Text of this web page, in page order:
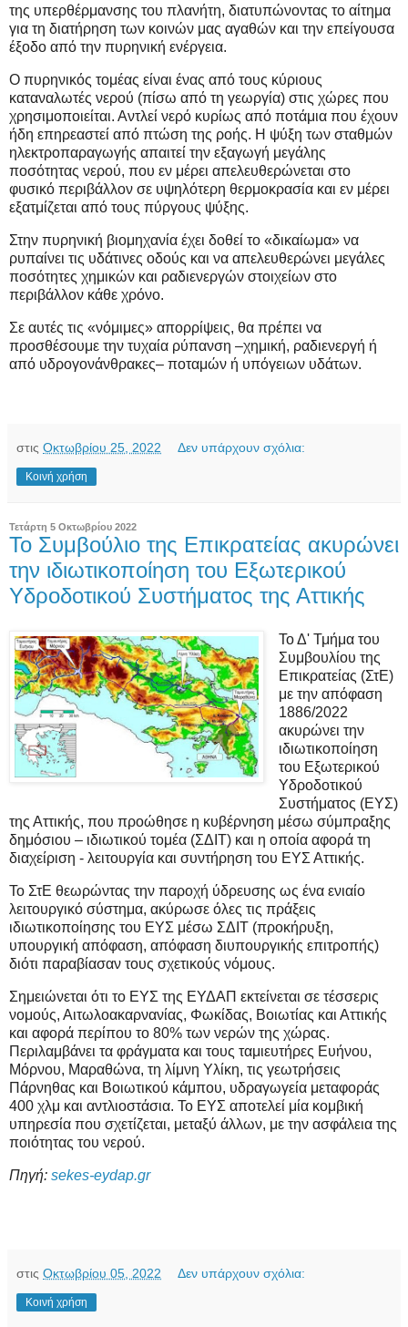
της υπερθέρμανσης του πλανήτη, διατυπώνοντας το αίτημα
για τη διατήρηση των κοινών μας αγαθών και την επείγουσα
έξοδο από την πυρηνική ενέργεια.
Ο πυρηνικός τομέας είναι ένας από τους κύριους
καταναλωτές νερού (πίσω από τη γεωργία) στις χώρες που
χρησιμοποιείται. Αντλεί νερό κυρίως από ποτάμια που έχουν
ήδη επηρεαστεί από πτώση της ροής. Η ψύξη των σταθμών
ηλεκτροπαραγωγής απαιτεί την εξαγωγή μεγάλης
ποσότητας νερού, που εν μέρει απελευθερώνεται στο
φυσικό περιβάλλον σε υψηλότερη θερμοκρασία και εν μέρει
εξατμίζεται από τους πύργους ψύξης.
Στην πυρηνική βιομηχανία έχει δοθεί το «δικαίωμα» να
ρυπαίνει τις υδάτινες οδούς και να απελευθερώνει μεγάλες
ποσότητες χημικών και ραδιενεργών στοιχείων στο
περιβάλλον κάθε χρόνο.
Σε αυτές τις «νόμιμες» απορρίψεις, θα πρέπει να
προσθέσουμε την τυχαία ρύπανση –χημική, ραδιενεργή ή
από υδρογονάνθρακες– ποταμών ή υπόγειων υδάτων.
στις Οκτωβρίου 25, 2022 Δεν υπάρχουν σχόλια:
Κοινή χρήση
Τετάρτη 5 Οκτωβρίου 2022
Το Συμβούλιο της Επικρατείας ακυρώνει
την ιδιωτικοποίηση του Εξωτερικού
Υδροδοτικού Συστήματος της Αττικής
Το Δ' Τμήμα του
Συμβουλίου της
Επικρατείας (ΣτΕ)
με την απόφαση
1886/2022
ακυρώνει την
ιδιωτικοποίηση
του Εξωτερικού
Υδροδοτικού
Συστήματος (ΕΥΣ)
της Αττικής, που προώθησε η κυβέρνηση μέσω σύμπραξης
δημόσιου – ιδιωτικού τομέα (ΣΔΙΤ) και η οποία αφορά τη
διαχείριση - λειτουργία και συντήρηση του ΕΥΣ Αττικής.
Το ΣτΕ θεωρώντας την παροχή ύδρευσης ως ένα ενιαίο
λειτουργικό σύστημα, ακύρωσε όλες τις πράξεις
ιδιωτικοποίησης του ΕΥΣ μέσω ΣΔΙΤ (προκήρυξη,
υπουργική απόφαση, απόφαση διυπουργικής επιτροπής)
διότι παραβίασαν τους σχετικούς νόμους.
Σημειώνεται ότι το ΕΥΣ της ΕΥΔΑΠ εκτείνεται σε τέσσερις
νομούς, Αιτωλοακαρνανίας, Φωκίδας, Βοιωτίας και Αττικής
και αφορά περίπου το 80% των νερών της χώρας.
Περιλαμβάνει τα φράγματα και τους ταμιευτήρες Ευήνου,
Μόρνου, Μαραθώνα, τη λίμνη Υλίκη, τις γεωτρήσεις
Πάρνηθας και Βοιωτικού κάμπου, υδραγωγεία μεταφοράς
400 χλμ και αντλιοστάσια. Το ΕΥΣ αποτελεί μία κομβική
υπηρεσία που σχετίζεται, μεταξύ άλλων, με την ασφάλεια της
ποιότητας του νερού.
Πηγή: sekes-eydap.gr
στις Οκτωβρίου 05, 2022 Δεν υπάρχουν σχόλια:
Κοινή χρήση